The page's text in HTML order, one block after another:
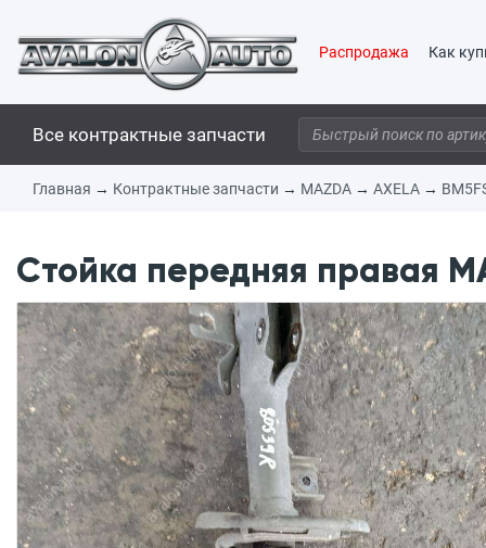
Распродажа Как
Все контрактные запчасти
Главная → Контрактные запчасти → MAZDA → AXELA →
Стойка передняя правая